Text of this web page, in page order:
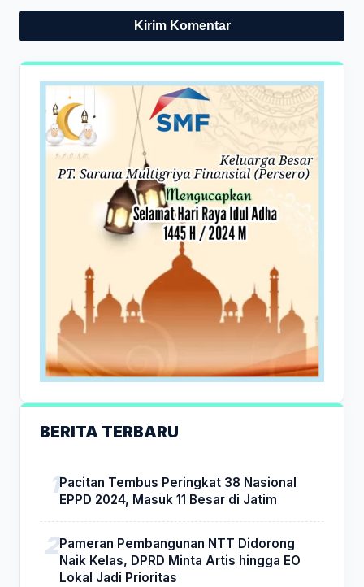
BERITA TERBARU
Pacitan Tembus Peringkat 38 Nasional
EPPD 2024, Masuk 11 Besar di Jatim
Pameran Pembangunan NTT Didorong
Naik Kelas, DPRD Minta Artis hingga EO
Lokal Jadi Prioritas